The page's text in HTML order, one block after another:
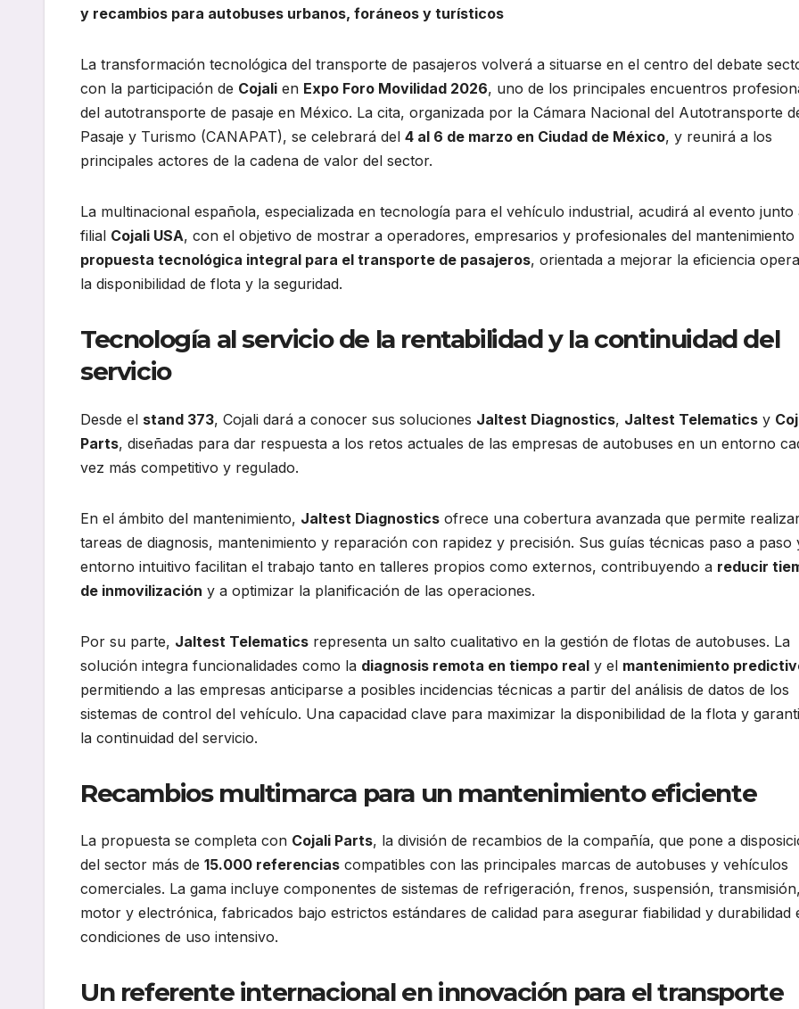
y recambios para autobuses urbanos, foráneos y turísticos
La transformación tecnológica del transporte de pasajeros volverá a situarse en el centro del debate
con la participación de Cojali en Expo Foro Movilidad 2026, uno de los principales encuentros
del autotransporte de pasaje en México. La cita, organizada por la Cámara Nacional del Autotransporte
Pasaje y Turismo (CANAPAT), se celebrará del 4 al 6 de marzo en Ciudad de México, y reunirá a los
principales actores de la cadena de valor del sector.
La multinacional española, especializada en tecnología para el vehículo industrial, acudirá al evento junto
filial Cojali USA, con el objetivo de mostrar a operadores, empresarios y profesionales del mantenimiento
propuesta tecnológica integral para el transporte de pasajeros, orientada a mejorar la eficiencia
la disponibilidad de flota y la seguridad.
Tecnología al servicio de la rentabilidad y la continuidad del
servicio
Desde el stand 373, Cojali dará a conocer sus soluciones Jaltest Diagnostics, Jaltest Telematics y
Parts, diseñadas para dar respuesta a los retos actuales de las empresas de autobuses en un entorno
vez más competitivo y regulado.
En el ámbito del mantenimiento, Jaltest Diagnostics ofrece una cobertura avanzada que permite
tareas de diagnosis, mantenimiento y reparación con rapidez y precisión. Sus guías técnicas paso a paso
entorno intuitivo facilitan el trabajo tanto en talleres propios como externos, contribuyendo a reducir
de inmovilización y a optimizar la planificación de las operaciones.
Por su parte, Jaltest Telematics representa un salto cualitativo en la gestión de flotas de autobuses. La
solución integra funcionalidades como la diagnosis remota en tiempo real y el mantenimiento
permitiendo a las empresas anticiparse a posibles incidencias técnicas a partir del análisis de datos de los
sistemas de control del vehículo. Una capacidad clave para maximizar la disponibilidad de la flota y
la continuidad del servicio.
Recambios multimarca para un mantenimiento eficiente
La propuesta se completa con Cojali Parts, la división de recambios de la compañía, que pone a
del sector más de 15.000 referencias compatibles con las principales marcas de autobuses y vehículos
comerciales. La gama incluye componentes de sistemas de refrigeración, frenos, suspensión,
motor y electrónica, fabricados bajo estrictos estándares de calidad para asegurar fiabilidad y durabilidad
condiciones de uso intensivo.
Un referente internacional en innovación para el transporte